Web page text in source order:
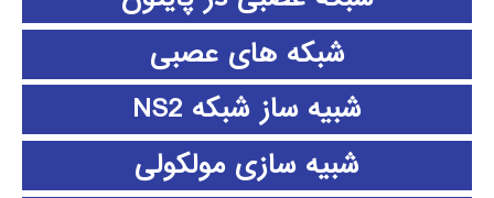
شبکه های عصبی
شبیه ساز شبکه NS2
شبیه سازی مولکولی